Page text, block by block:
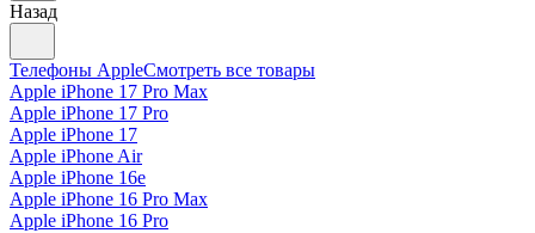
Назад
Телефоны AppleСмотреть все товары
Apple iPhone 17 Pro Max
Apple iPhone 17 Pro
Apple iPhone 17
Apple iPhone Air
Apple iPhone 16e
Apple iPhone 16 Pro Max
Apple iPhone 16 Pro